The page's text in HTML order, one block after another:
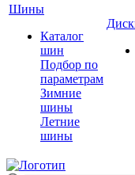
Шины
Каталог
шин
Подбор по
параметрам
Зимние
шины
Летние
шины